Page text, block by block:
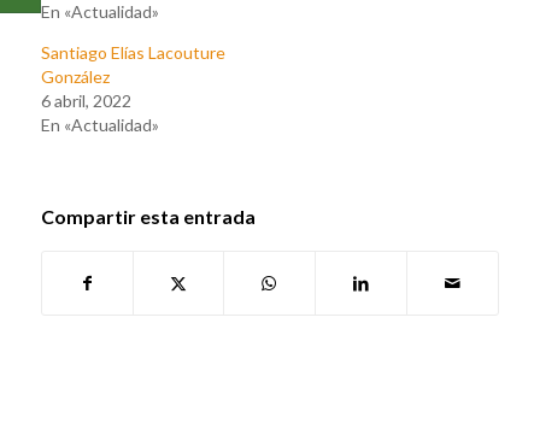
En «Actualidad»
Santiago Elías Lacouture
González
6 abril, 2022
En «Actualidad»
Compartir esta entrada